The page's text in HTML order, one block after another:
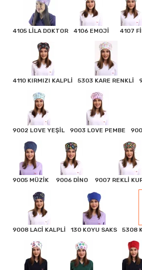
4105 LİLA DOKTOR 4106 EMOJİ 4107
4110 KIRMIZI KALPLİ 5303 KARE RENKLİ
9002 LOVE YEŞİL 9003 LOVE PEMBE
9005 MÜZİK 9006 DİNO 9007 REKLİ
9008 LACİ KALPLİ 130 KOYU SAKS 5308